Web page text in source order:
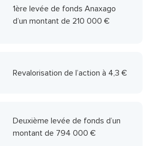
1ère levée de fonds Anaxago
d’un montant de 210 000 €
Revalorisation de l’action à 4,3 €
Deuxième levée de fonds d’un
montant de 794 000 €